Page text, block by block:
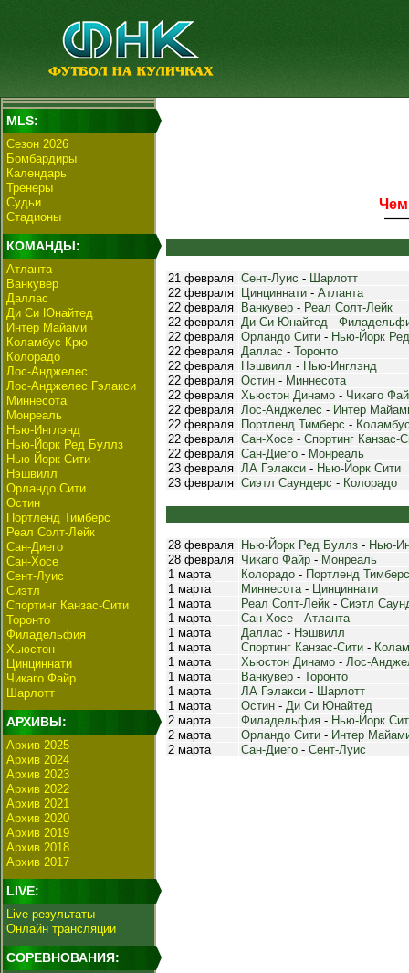
MLS:
Сезон 2026
Бомбардиры
Календарь
Тренеры
Судьи
Стадионы
КОМАНДЫ:
Атланта
Ванкувер
Даллас
Ди Си Юнайтед
Интер Майами
Коламбус Крю
Колорадо
Лос-Анджелес
Лос-Анджелес Гэлакси
Миннесота
Монреаль
Нью-Инглэнд
Нью-Йорк Ред Буллз
Нью-Йорк Сити
Нэшвилл
Орландо Сити
Остин
Портленд Тимберс
Реал Солт-Лейк
Сан-Диего
Сан-Хосе
Сент-Луис
Сиэтл
Спортинг Канзас-Сити
Торонто
Филадельфия
Хьюстон
Цинциннати
Чикаго Файр
Шарлотт
АРХИВЫ:
Архив 2025
Архив 2024
Архив 2023
Архив 2022
Архив 2021
Архив 2020
Архив 2019
Архив 2018
Архив 2017
LIVE:
Live-результаты
Онлайн трансляции
СОРЕВНОВАНИЯ:
21 февраля Сент-Луис - Шарлотт
22 февраля
Цинциннати - Атланта
22 февраля
Ванкувер - Реал Солт-Лейк
22 февраля Ди Си Юнайтед -
22 февраля Орландо Сити - Нью-Йорк
22 февраля Даллас - Торонто
22 февраля
Нэшвилл - Нью-Инглэнд
22 февраля Остин - Миннесота
22 февраля Хьюстон Динамо - Чикаго
22 февраля Лос-Анджелес - Интер
22 февраля
Портленд Тимберс -
22 февраля Сан-Хосе - Спортинг Канзас-
22 февраля Сан-Диего - Монреаль
23 февраля ЛА Гэлакси - Нью-Йорк Сити
23 февраля Сиэтл Саундерс - Колорадо
28 февраля Нью-Йорк Ред Буллз - Нью-
28 февраля Чикаго Файр - Монреаль
1 марта
Колорадо - Портленд Тимберс
1 марта
Миннесота- Цинциннати
1 марта
Реал Солт-Лейк - Сиэтл
1 марта
Сан-Хосе - Атланта
1 марта
Даллас - Нэшвилл
1 марта
Спортинг Канзас-Сити -
1 марта
Хьюстон Динамо - Лос-
1 марта
Ванкувер - Торонто
1 марта
ЛА Гэлакси - Шарлотт
1 марта
Остин - Ди Си Юнайтед
2 марта
Филадельфия - Нью-Йорк
2 марта
Орландо Сити - Интер
2 марта
Сан-Диего - Сент-Луис